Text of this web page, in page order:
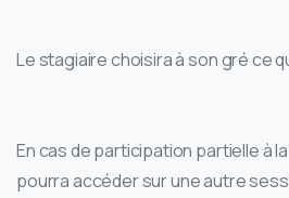
Le stagiaire choisira à son gré ce
En cas de participation partielle à
pourra accéder sur une autre